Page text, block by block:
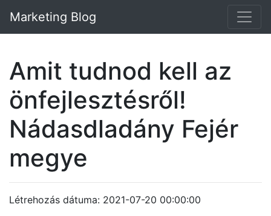
Marketing Blog
Amit tudnod kell az
önfejlesztésről!
Nádasdladány Fejér
megye
Létrehozás dátuma: 2021-07-20 00:00:00